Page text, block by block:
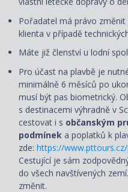
Pořadatel má právo
klienta v případě
Máte již členství u lodní
Pro účast na plavbě je
minimálně 6 měsíců po
musí být pas biometrický.
s destinacemi výhradně v
cestovat i s občanským
podmínek a poplatků k
zde: https://
Cestující je sám
do všech navštívených
změnit.